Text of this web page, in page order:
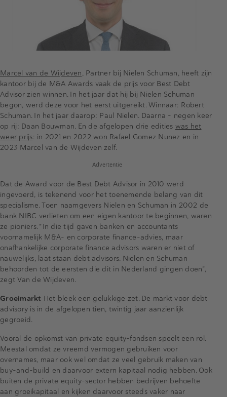
Marcel van de Wijdeven, Partner bij Nielen Schuman, heeft zijn
kantoor bij de M&A Awards vaak de prijs voor Best Debt
Advisor zien winnen. In het jaar dat hij bij Nielen Schuman
begon, werd deze voor het eerst uitgereikt. Winnaar: Robert
Schuman. In het jaar daarop: Paul Nielen. Daarna - negen keer
op rij: Daan Bouwman. En de afgelopen drie edities was het
weer prijs: in 2021 en 2022 won Rafael Gomez Nunez en in
2023 Marcel van de Wijdeven zelf.
Advertentie
Dat de Award voor de Best Debt Advisor in 2010 werd
ingevoerd, is tekenend voor het toenemende belang van dit
specialisme. Toen naamgevers Nielen en Schuman in 2002 de
bank NIBC verlieten om een eigen kantoor te beginnen, waren
ze pioniers. "In die tijd gaven banken en accountants
voornamelijk M&A- en corporate finance-advies, maar
onafhankelijke corporate finance advisors waren er niet of
nauwelijks, laat staan debt advisors. Nielen en Schuman
behoorden tot de eersten die dit in Nederland gingen doen",
zegt Van de Wijdeven.
Groeimarkt Het bleek een gelukkige zet. De markt voor debt
advisory is in de afgelopen tien, twintig jaar aanzienlijk
gegroeid.
Vooral de opkomst van private equity-fondsen speelt een rol.
Meestal omdat ze vreemd vermogen gebruiken voor
overnames, maar ook wel omdat ze veel gebruik maken van
buy-and-build en daarvoor extern kapitaal nodig hebben. Ook
buiten de private equity-sector hebben bedrijven behoefte
aan groeikapitaal en kijken daarvoor steeds vaker naar